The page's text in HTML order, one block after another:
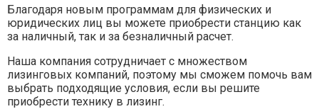
Благодаря новым программам для физических и
юридических лиц вы можете приобрести станцию как
за наличный, так и за безналичный расчет.
Наша компания сотрудничает с множеством
лизинговых компаний, поэтому мы сможем помочь вам
выбрать подходящие условия, если вы решите
приобрести технику в лизинг.